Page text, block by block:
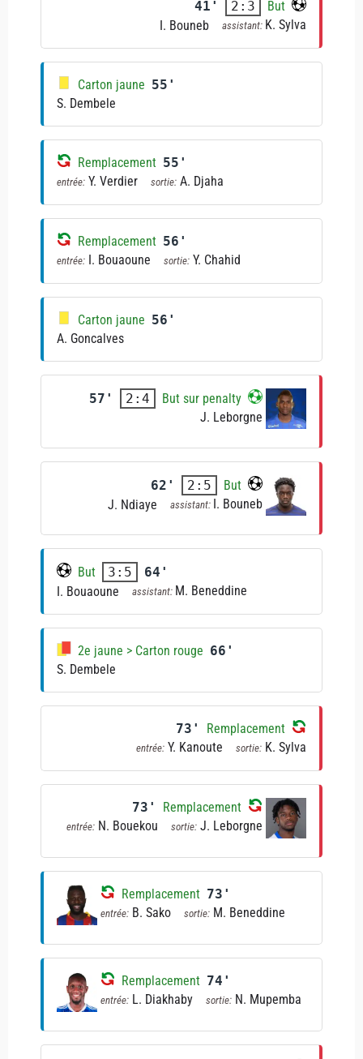
41' 2:3
But
I. Bouneb
assistant: K. Sylva
Carton jaune 55'
S. Dembele
Remplacement 55'
entrée: Y. Verdier sortie: A. Djaha
Remplacement 56'
entrée: I. Bouaoune sortie: Y. Chahid
Carton jaune 56'
A. Goncalves
57' 2:4
But sur penalty
J. Leborgne
62' 2:5
But
J. Ndiaye
assistant: I. Bouneb
But 3:5
64'
I. Bouaoune
assistant: M. Beneddine
2e jaune > Carton rouge 66'
S. Dembele
73' Remplacement
entrée: Y. Kanoute sortie: K. Sylva
73' Remplacement
entrée: N. Bouekou sortie: J. Leborgne
Remplacement 73'
entrée: B. Sako sortie: M. Beneddine
Remplacement 74'
entrée: L. Diakhaby sortie: N. Mupemba